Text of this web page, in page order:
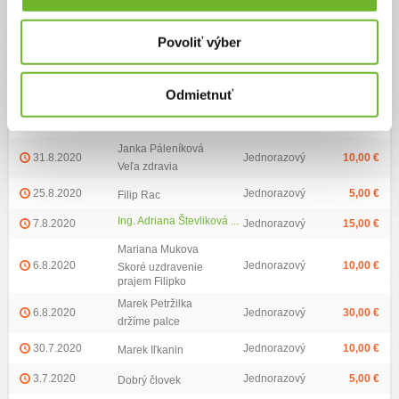
Povoliť výber
Odmietnuť
Držíme palce!
31.8.2020
Janka Páleníková
Veľa zdravia
Jednorazový 10,00 €
25.8.2020 Filip Rac Jednorazový 5,00 €
7.8.2020 Ing. Adriana Števliková ... Jednorazový 15,00 €
6.8.2020
Mariana Mukova
Skoré uzdravenie
prajem Filipko
Jednorazový 10,00 €
6.8.2020
Marek Petržilka
držíme palce
Jednorazový 30,00 €
30.7.2020 Marek Iľkanin Jednorazový 10,00 €
3.7.2020 Dobrý človek Jednorazový 5,00 €